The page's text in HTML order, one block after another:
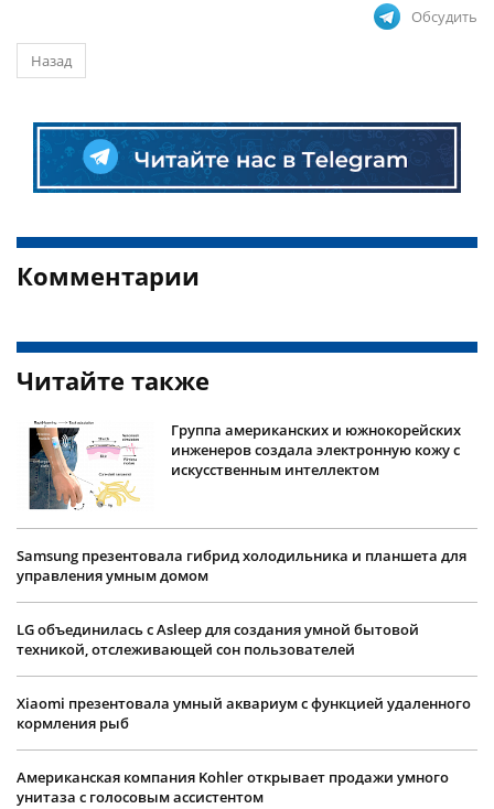
Обсудить
Назад
Комментарии
Читайте также
Группа американских и южнокорейских
инженеров создала электронную кожу с
искусственным интеллектом
Samsung презентовала гибрид холодильника и планшета для
управления умным домом
LG объединилась с Asleep для создания умной бытовой
техникой, отслеживающей сон пользователей
Xiaomi презентовала умный аквариум с функцией удаленного
кормления рыб
Американская компания Kohler открывает продажи умного
унитаза с голосовым ассистентом